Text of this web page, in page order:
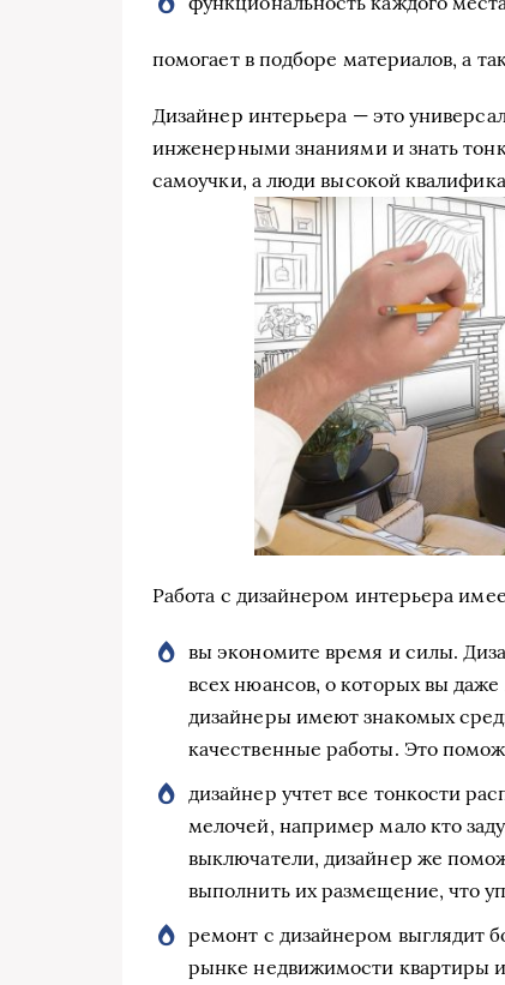
помогает в подборе материалов, а
Дизайнер интерьера — это
инженерными знаниями и знать
самоучки, а люди высокой
Работа с дизайнером интерьера
вы экономите время и силы.
всех нюансов, о которых вы
дизайнеры имеют знакомых
качественные работы. Это
дизайнер учтет все тонкости
мелочей, например мало кто
выключатели, дизайнер же
выполнить их размещение, что
ремонт с дизайнером выглядит
рынке недвижимости квартиры